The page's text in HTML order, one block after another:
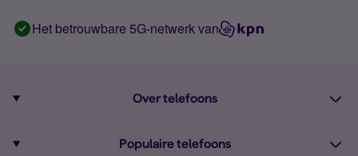
Het betrouwbare 5G-netwerk van
Over telefoons
Populaire telefoons